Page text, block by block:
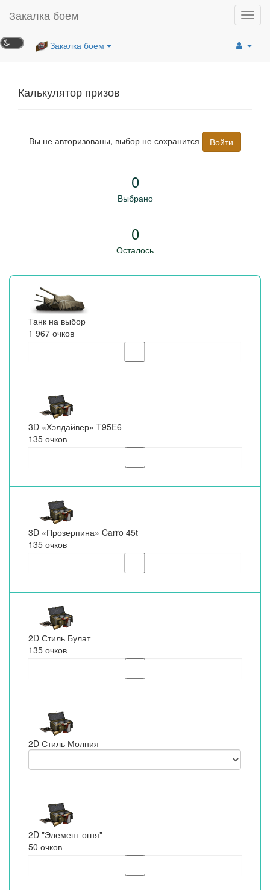
Закалка боем
Закалка боем
Калькулятор призов
Вы не авторизованы, выбор не сохранится Войти
0
Выбрано
0
Осталось
Танк на выбор
1 967 очков
3D «Хэлдайвер» T95E6
135 очков
3D «Прозерпина» Carro 45t
135 очков
2D Стиль Булат
135 очков
2D Стиль Молния
2D "Элемент огня"
50 очков